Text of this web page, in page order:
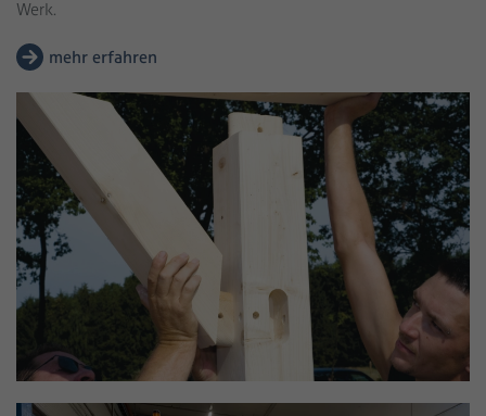
Werk.
mehr erfahren